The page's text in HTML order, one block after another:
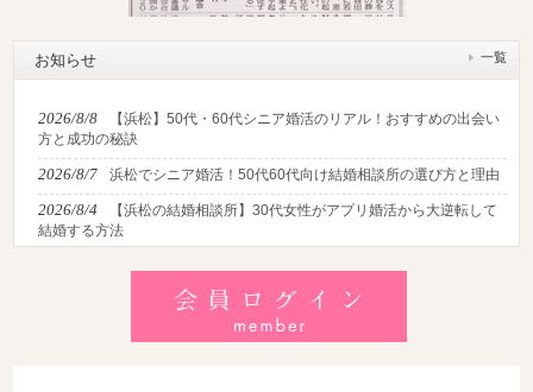
お知らせ 一覧
2026/8/8
【浜松】50代・60代シニア婚活のリアル！おすすめの出会い
方と成功の秘訣
2026/8/7 浜松でシニア婚活！50代60代向け結婚相談所の選び方と理由
2026/8/4
【浜松の結婚相談所】30代女性がアプリ婚活から大逆転して
結婚する方法
しいデートの服装・スポット徹底解説
【浜松】アラフォー男性が婚活で無双する3つの戦略！30代
後半・40代からの大人の成婚術